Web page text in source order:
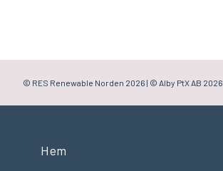
© RES Renewable Norden 2026 | © Alby PtX AB 2026
Hem